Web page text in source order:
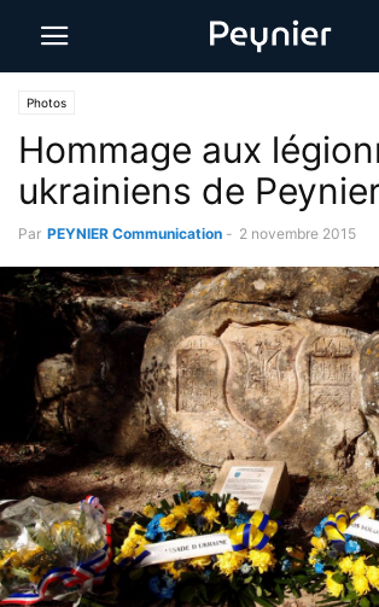
Photos
Hommage aux
ukrainiens de
Par PEYNIER Communication - 2 novembre 2015